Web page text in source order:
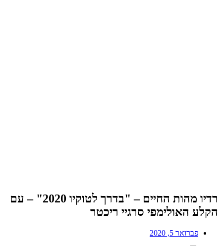
רדיו מהות החיים – "בדרך לטוקיו 2020" – עם
הקלע האולימפי סרגיי ריכטר
פברואר 5, 2020